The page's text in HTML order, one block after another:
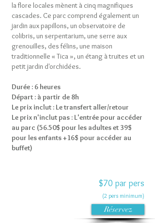
la flore locales mènent à cinq magnifiques
cascades. Ce parc comprend également un
jardin aux papillons, un observatoire de
colibris, un serpentarium, une serre aux
grenouilles, des félins, une maison
traditionnelle « Tica », un étang à truites et un
petit jardin d'orchidées.
Durée : 6 heures
Départ : à partir de 8h
Le prix inclut : Le transfert aller/retour
Le prix n'inclut pas : L'entrée pour accéder
au parc (56.50$ pour les adultes et 39$
pour les enfants +16$ pour accéder au
buffet)
$70 par pers
(2 pers minimum)
Réservez